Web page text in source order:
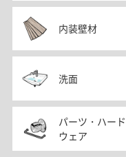
内装壁材
洗面
パーツ・ハード
ウェア